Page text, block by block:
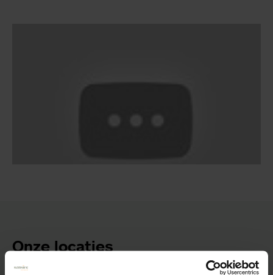
Onze locaties